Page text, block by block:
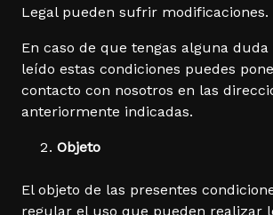
Legal pueden sufrir modificaciones.
En caso de que tengas alguna duda
leído estas condiciones puedes
contacto con nosotros en las
anteriormente indicadas.
Objeto
El objeto de las presentes
regular el uso que pueden realizar